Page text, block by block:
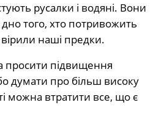
русалки і водяні. Вони
того, хто потривожить
наші предки.
підвищення
думати про більш високу
можна втратити все, що є